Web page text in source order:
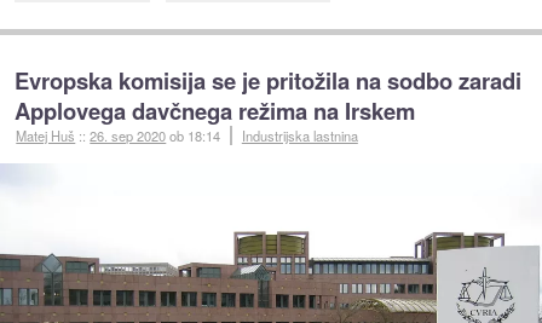
Evropska komisija se je pritožila na sodbo zaradi
Applovega davčnega režima na Irskem
Matej Huš ::26. sep 2020ob 18:14 Industrijska lastnina